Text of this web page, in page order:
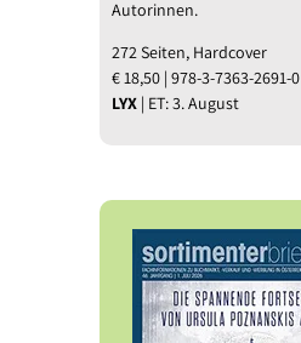
Autorinnen.
272 Seiten, Hardcover
€ 18,50 | 978-3-7363-2691-0
LYX | ET: 3. August